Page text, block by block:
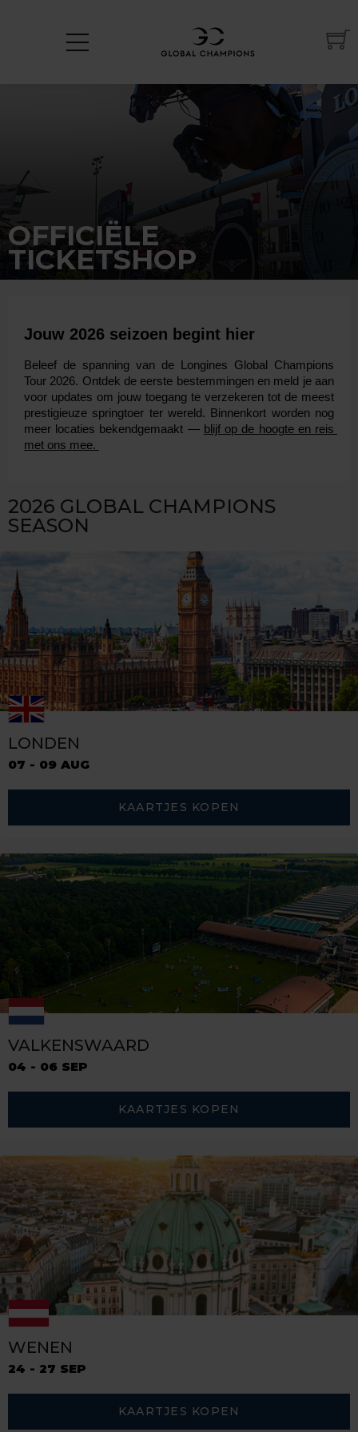
OFFICIËLE
TICKETSHOP
Jouw 2026 seizoen begint hier
Beleef de spanning van de Longines Global Champions
Tour 2026. Ontdek de eerste bestemmingen en meld je aan
voor updates om jouw toegang te verzekeren tot de meest
prestigieuze springtoer ter wereld. Binnenkort worden nog
meer locaties bekendgemaakt — blijf op de hoogte en reis
met ons mee.
2026 GLOBAL CHAMPIONS
SEASON
LONDEN
07 - 09 AUG
KAARTJES KOPEN
VALKENSWAARD
04 - 06 SEP
KAARTJES KOPEN
WENEN
24 - 27 SEP
KAARTJES KOPEN